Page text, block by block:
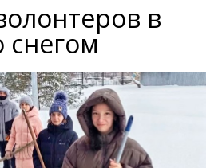
в
снегом